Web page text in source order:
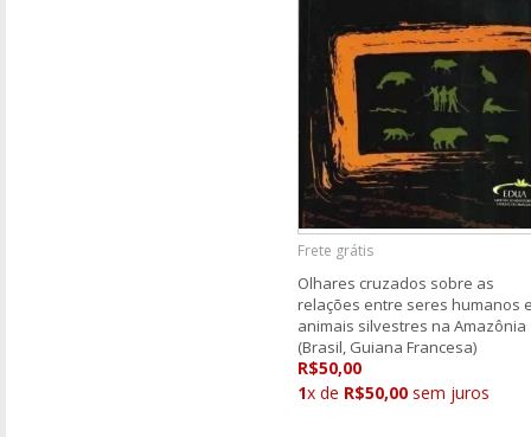
Frete grátis
Olhares cruzados sobre as
relações entre seres humanos
animais silvestres na Amazônia
(Brasil, Guiana Francesa)
R$50,00
1x de R$50,00 sem juros